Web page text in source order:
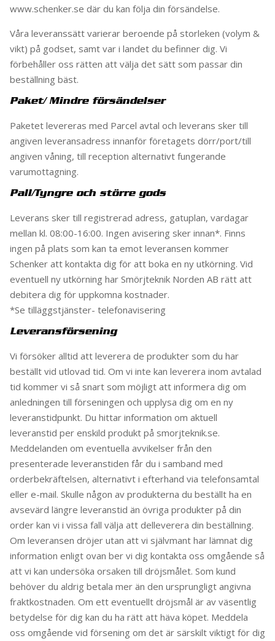
www.schenker.se där du kan följa din försändelse.
Våra leveranssätt varierar beroende på storleken (volym &
vikt) på godset, samt var i landet du befinner dig. Vi
förbehåller oss rätten att välja det sätt som passar din
beställning bäst.
Paket/ Mindre försändelser
Paketet levereras med Parcel avtal och leverans sker till
angiven leveransadress innanför företagets dörr/port/till
angiven våning, till reception alternativt fungerande
varumottagning.
Pall/Tyngre och större gods
Leverans sker till registrerad adress, gatuplan, vardagar
mellan kl. 08:00-16:00. Ingen avisering sker innan*. Finns
ingen på plats som kan ta emot leveransen kommer
Schenker att kontakta dig för att boka en ny utkörning. Vid
eventuell ny utkörning har Smörjteknik Norden AB rätt att
debitera dig för uppkomna kostnader.
*Se tilläggstjänster- telefonavisering
Leveransförsening
Vi försöker alltid att leverera de produkter som du har
beställt vid utlovad tid. Om vi inte kan leverera inom avtalad
tid kommer vi så snart som möjligt att informera dig om
anledningen till förseningen och upplysa dig om en ny
leveranstidpunkt. Du hittar information om aktuell
leveranstid per enskild produkt på smorjteknik.se.
Meddelanden om eventuella avvikelser från den
presenterade leveranstiden får du i samband med
orderbekräftelsen, alternativt i efterhand via telefonsamtal
eller e-mail. Skulle någon av produkterna du beställt ha en
avsevärd längre leveranstid än övriga produkter på din
order kan vi i vissa fall välja att delleverera din beställning.
Om leveransen dröjer utan att vi självmant har lämnat dig
information enligt ovan ber vi dig kontakta oss omgående så
att vi kan undersöka orsaken till dröjsmålet. Som kund
behöver du aldrig betala mer än den ursprungligt angivna
fraktkostnaden. Om ett eventuellt dröjsmål är av väsentlig
betydelse för dig kan du ha rätt att häva köpet. Meddela
oss omgående vid försening om det är särskilt viktigt för dig